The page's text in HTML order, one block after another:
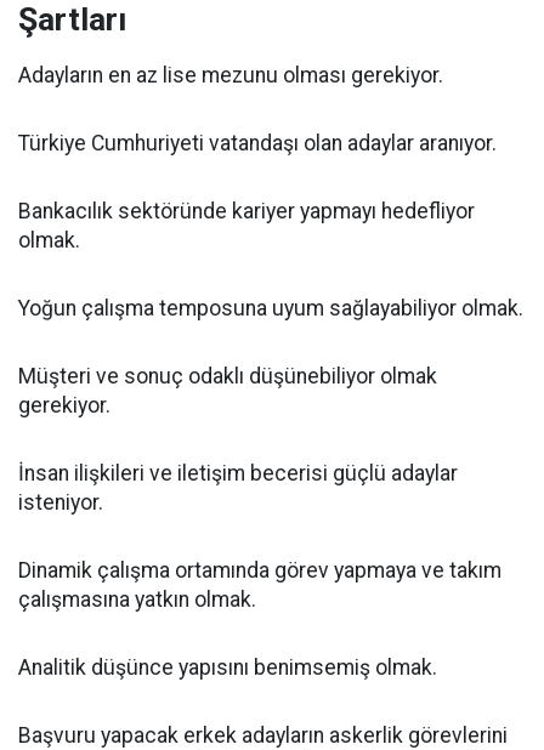
Şartları
Adayların en az lise mezunu olması gerekiyor.
Türkiye Cumhuriyeti vatandaşı olan adaylar aranıyor.
Bankacılık sektöründe kariyer yapmayı hedefliyor
olmak.
Yoğun çalışma temposuna uyum sağlayabiliyor olmak.
Müşteri ve sonuç odaklı düşünebiliyor olmak
gerekiyor.
İnsan ilişkileri ve iletişim becerisi güçlü adaylar
isteniyor.
Dinamik çalışma ortamında görev yapmaya ve takım
çalışmasına yatkın olmak.
Analitik düşünce yapısını benimsemiş olmak.
Başvuru yapacak erkek adayların askerlik görevlerini